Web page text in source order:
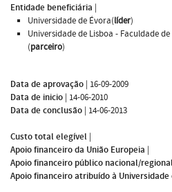
Entidade beneficiária |
Universidade de Évora(líder)
Universidade de Lisboa - Faculdade
(parceiro)
Data de aprovação | 16-09-2009
Data de inicio | 14-06-2010
Data de conclusão | 14-06-2013
Custo total elegível |
Apoio financeiro da União Europeia |
Apoio financeiro público nacional/regional
Apoio financeiro atribuído à Universidade